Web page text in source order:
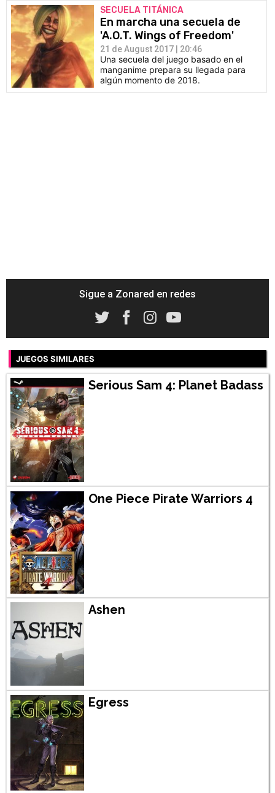
SECUELA TITÁNICA
En marcha una secuela de
'A.O.T. Wings of Freedom'
21 de August 2017 | 20:46
Una secuela del juego basado en el
manganime prepara su llegada para
algún momento de 2018.
Sigue a Zonared en redes
JUEGOS SIMILARES
Serious Sam 4: Planet Badass
One Piece Pirate Warriors 4
Ashen
Egress